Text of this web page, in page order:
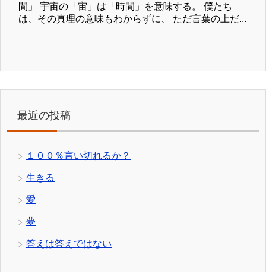
間」 宇宙の「宙」は「時間」を意味する。 僕たち
は、その真理の意味もわからずに、 ただ言葉の上だ...
最近の投稿
１００％言い切れるか？
生きる
愛
夢
答えは答えではない